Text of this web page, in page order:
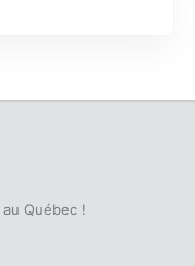
Québec !